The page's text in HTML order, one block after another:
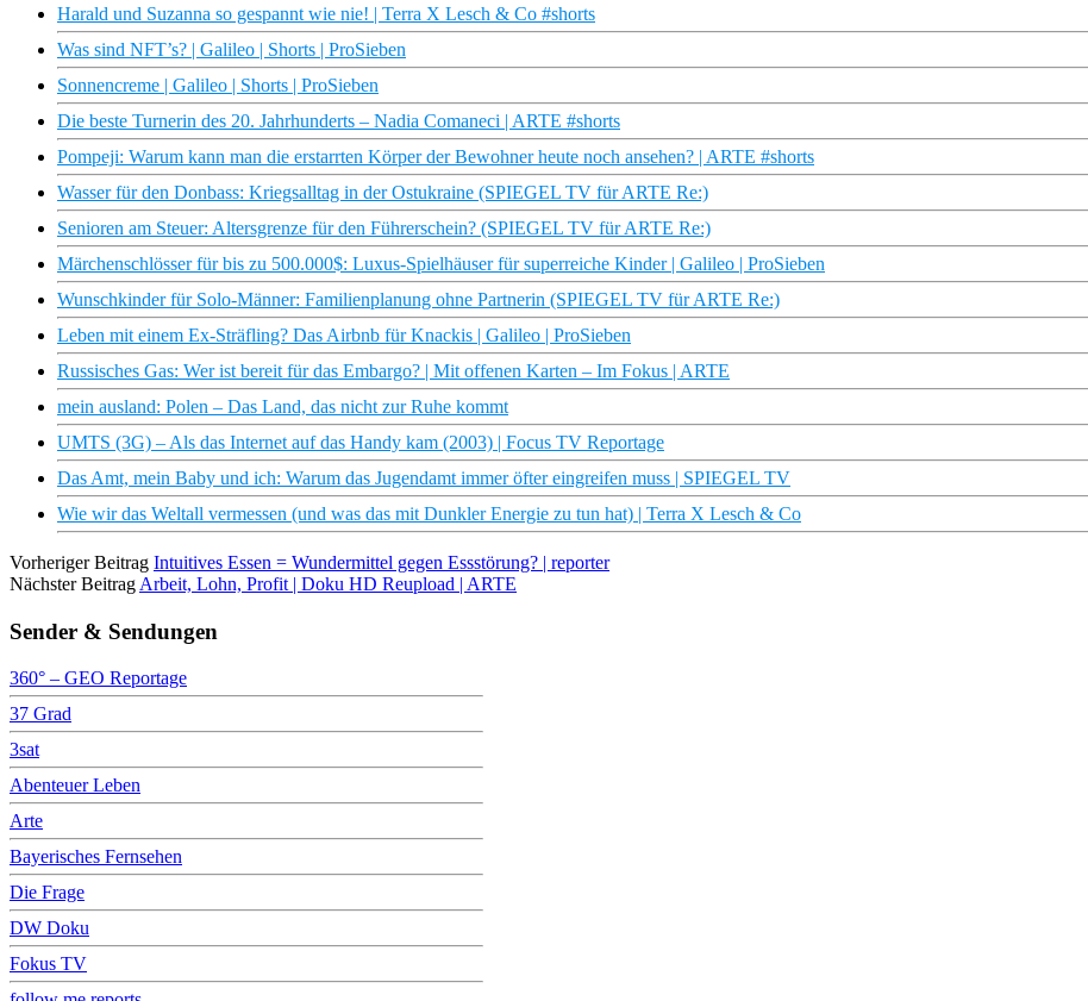
Harald und Suzanna so gespannt wie nie! | Terra X Lesch & Co #shorts
Was sind NFT’s? | Galileo | Shorts | ProSieben
Sonnencreme | Galileo | Shorts | ProSieben
Die beste Turnerin des 20. Jahrhunderts – Nadia Comaneci | ARTE #shorts
Pompeji: Warum kann man die erstarrten Körper der Bewohner heute noch ansehen? | ARTE #shorts
Wasser für den Donbass: Kriegsalltag in der Ostukraine (SPIEGEL TV für ARTE Re:)
Senioren am Steuer: Altersgrenze für den Führerschein? (SPIEGEL TV für ARTE Re:)
Märchenschlösser für bis zu 500.000$: Luxus-Spielhäuser für superreiche Kinder | Galileo | ProSieben
Wunschkinder für Solo-Männer: Familienplanung ohne Partnerin (SPIEGEL TV für ARTE Re:)
Leben mit einem Ex-Sträfling? Das Airbnb für Knackis | Galileo | ProSieben
Russisches Gas: Wer ist bereit für das Embargo? | Mit offenen Karten – Im Fokus | ARTE
mein ausland: Polen – Das Land, das nicht zur Ruhe kommt
UMTS (3G) – Als das Internet auf das Handy kam (2003) | Focus TV Reportage
Das Amt, mein Baby und ich: Warum das Jugendamt immer öfter eingreifen muss | SPIEGEL TV
Wie wir das Weltall vermessen (und was das mit Dunkler Energie zu tun hat) | Terra X Lesch & Co
Vorheriger Beitrag Intuitives Essen = Wundermittel gegen Essstörung? | reporter
Nächster Beitrag Arbeit, Lohn, Profit | Doku HD Reupload | ARTE
Sender & Sendungen
360° – GEO Reportage
37 Grad
3sat
Abenteuer Leben
Arte
Bayerisches Fernsehen
Die Frage
DW Doku
Fokus TV